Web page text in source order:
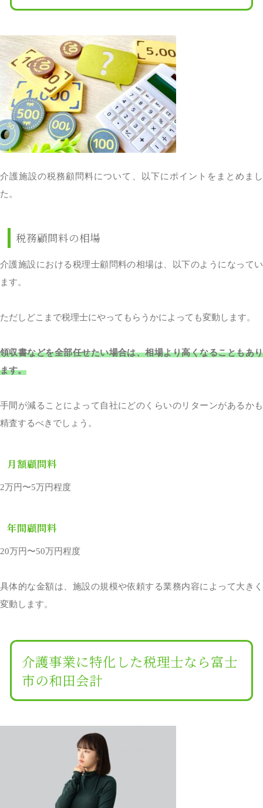
介護施設の税務顧問料について、以下にポイントをまとめまし
た。
税務顧問料の相場
介護施設における税理士顧問料の相場は、以下のようになってい
ます。
ただしどこまで税理士にやってもらうかによっても変動します。
領収書などを全部任せたい場合は、相場より高くなることもあり
ます。
手間が減ることによって自社にどのくらいのリターンがあるかも
精査するべきでしょう。
月額顧問料
2万円〜5万円程度
年間顧問料
20万円〜50万円程度
具体的な金額は、施設の規模や依頼する業務内容によって大きく
変動します。
介護事業に特化した税理士なら富士
市の和田会計